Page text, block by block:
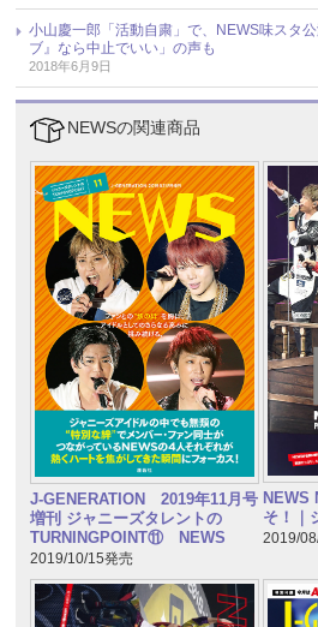
小山慶一郎「活動自粛」で、NEWS味スタ
ブ』なら中止でいい」の声も
2018年6月9日
NEWSの関連商品
J-GENERATION 2019年11月号
増刊 ジャニーズタレントの
TURNINGPOINT⑪ NEWS
2019/10/15発売
NEWS
そ！｜
2019/